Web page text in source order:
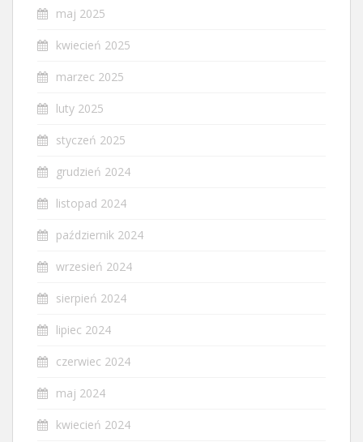
maj 2025
kwiecień 2025
marzec 2025
luty 2025
styczeń 2025
grudzień 2024
listopad 2024
październik 2024
wrzesień 2024
sierpień 2024
lipiec 2024
czerwiec 2024
maj 2024
kwiecień 2024